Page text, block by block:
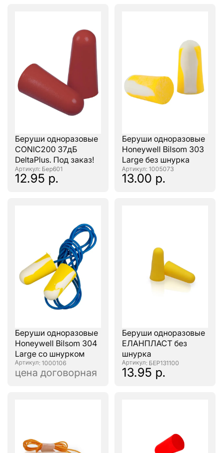
Беруши одноразовые
CONIC200 37дБ
DeltaPlus. Под заказ!
: Бер601
12.95 р.
Беруши одноразовые
Honeywell Bilsom 303
Large без шнурка
: 1005073
13.00 р.
Беруши одноразовые
Honeywell Bilsom 304
Large со шнурком
: 1000106
цена договорная
Беруши одноразовые
ЕЛАНПЛАСТ без
шнурка
: БЕР131100
13.95 р.